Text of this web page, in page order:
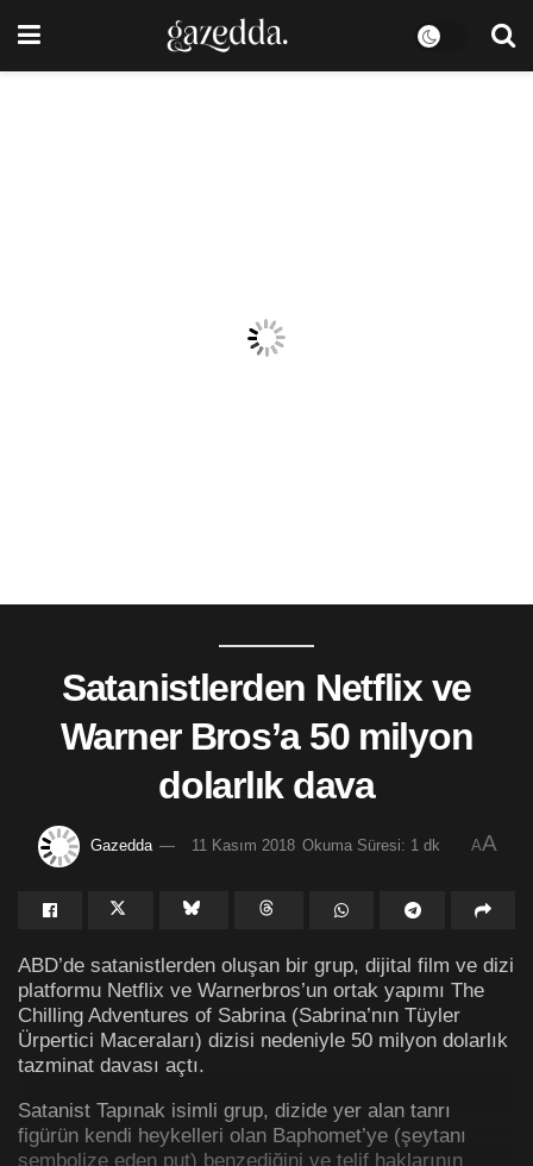
Satanistlerden Netflix ve
Warner Bros’a 50 milyon
dolarlık dava
Gazedda 11 Kasım 2018 Okuma Süresi: 1 dk AA
ABD’de satanistlerden oluşan bir grup, dijital film ve dizi
platformu Netflix ve Warnerbros’un ortak yapımı The
Chilling Adventures of Sabrina (Sabrina’nın Tüyler
Ürpertici Maceraları) dizisi nedeniyle 50 milyon dolarlık
tazminat davası açtı.
Satanist Tapınak isimli grup, dizide yer alan tanrı
figürün kendi heykelleri olan Baphomet’ye (şeytanı
sembolize eden put) benzediğini ve telif haklarının